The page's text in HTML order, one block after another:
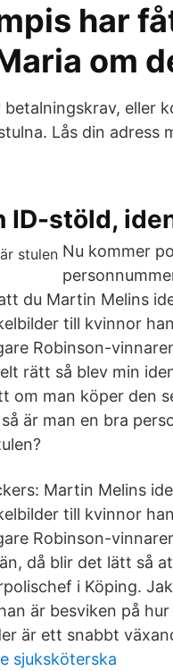
har
om
betalningskrav, eller
Lås din
ID-stöld,
Nu kommer
du Martin Melins
till kvinnor
Robinson-
rätt så blev min
om man köper den
är man en bra
Martin Melins
till kvinnor
Robinson-
då blir det lätt så
i Köping.
är besviken på
är ett snabbt
sjuksköterska